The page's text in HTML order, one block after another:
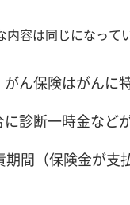
容は同じになって
ん保険はがんに
診断一時金など
間（保険金が支